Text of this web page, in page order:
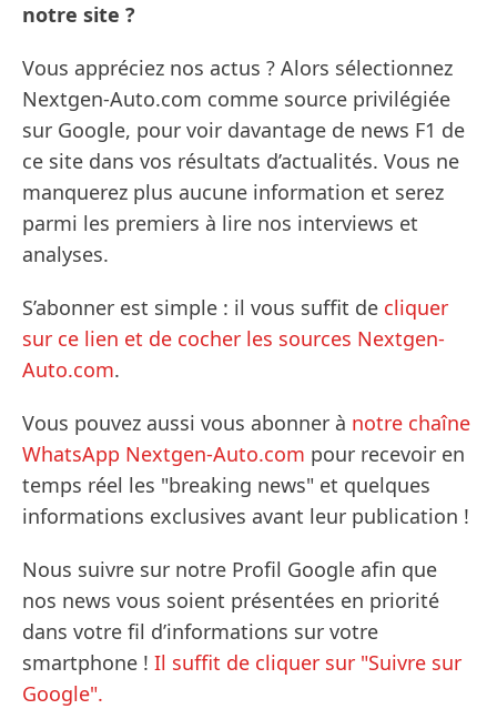
notre site ?
Vous appréciez nos actus ? Alors sélectionnez
Nextgen-Auto.com comme source privilégiée
sur Google, pour voir davantage de news F1 de
ce site dans vos résultats d’actualités. Vous ne
manquerez plus aucune information et serez
parmi les premiers à lire nos interviews et
analyses.
S’abonner est simple : il vous suffit de cliquer
sur ce lien et de cocher les sources Nextgen-
Auto.com.
Vous pouvez aussi vous abonner à notre chaîne
WhatsApp Nextgen-Auto.com pour recevoir en
temps réel les "breaking news" et quelques
informations exclusives avant leur publication !
Nous suivre sur notre Profil Google afin que
nos news vous soient présentées en priorité
dans votre fil d’informations sur votre
smartphone ! Il suffit de cliquer sur "Suivre sur
Google".